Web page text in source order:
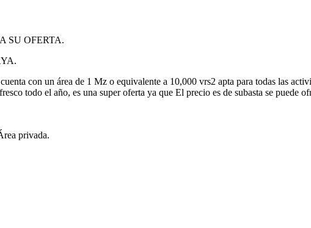
SU OFERTA.
con un área de 1 Mz o equivalente a 10,000 vrs2 apta para todas las
todo el año, es una super oferta ya que El precio es de subasta se puede
privada.